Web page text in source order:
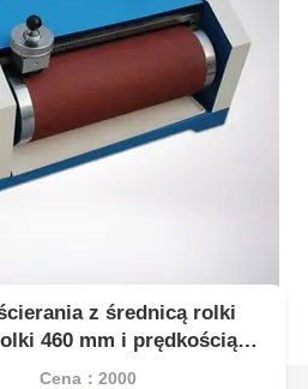
z średnicą rolki
460 mm i prędkością
kauczukowego
Cena：2000